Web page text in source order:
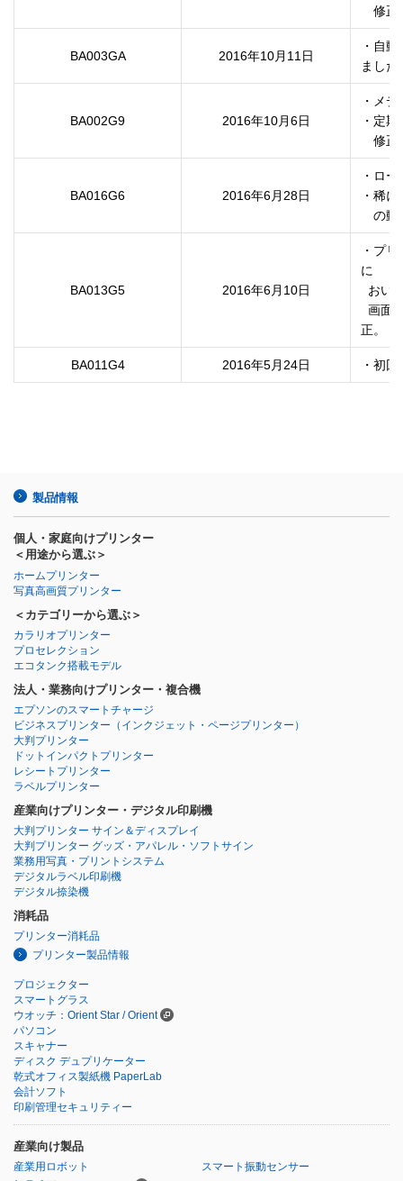
修正
BA003GA 2016年10月11日
・自
ました
BA002G9 2016年10月6日
・メ
・定
BA016G6 2016年6月28日
・ロ
・稀
の動
BA013G5 2016年6月10日
・プ
に
  画面に表示されるクリーニングカートリッジの型番の誤記を修
正。
BA011G4 2016年5月24日 ・初
製品情報
個人・家庭向けプリンター
＜用途から選ぶ＞
ホームプリンター
写真高画質プリンター
＜カテゴリーから選ぶ＞
カラリオプリンター
プロセレクション
エコタンク搭載モデル
法人・業務向けプリンター・複合機
エプソンのスマートチャージ
ビジネスプリンター （インクジェット・ページプリンター）
大判プリンター
ドットインパクトプリンター
レシートプリンター
ラベルプリンター
産業向けプリンター・デジタル印刷機
大判プリンター サイン＆ディスプレイ
大判プリンター グッズ・アパレル・ソフトサイン
業務用写真・プリントシステム
デジタルラベル印刷機
デジタル捺染機
消耗品
プリンター消耗品
プリンター製品情報
プロジェクター
スマートグラス
ウオッチ：Orient Star / Orient
パソコン
スキャナー
ディスク デュプリケーター
乾式オフィス製紙機 PaperLab
会計ソフト
印刷管理セキュリティー
産業向け製品
産業用ロボット
スマート振動センサー